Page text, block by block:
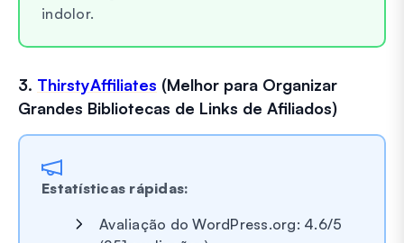
indolor.
3. ThirstyAffiliates (Melhor para Organizar
Grandes Bibliotecas de Links de Afiliados)
Estatísticas rápidas:
Avaliação do WordPress.org: 4.6/5